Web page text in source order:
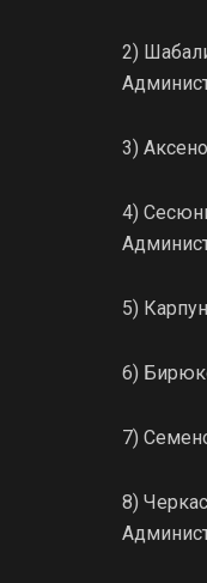
2)
3)
4)
5)
6)
7)
8)